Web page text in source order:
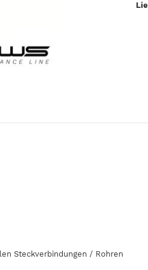
Steckverbindungen / Rohren